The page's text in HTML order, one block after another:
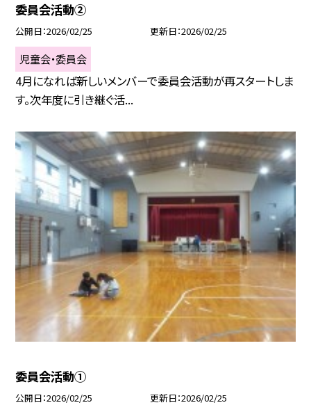
委員会活動②
公開日 2026/02/25 更新日 2026/02/25
児童会・委員会
4月になれば新しいメンバーで委員会活動が再スタートしま
す。次年度に引き継ぐ活...
委員会活動①
公開日 2026/02/25 更新日 2026/02/25